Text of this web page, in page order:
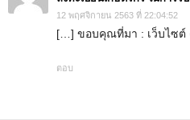
12 พฤศจิกายน 2563 ที่ 22:04:52
[…] ขอบคุณที่มา : เว็บไซต์
ตอบ